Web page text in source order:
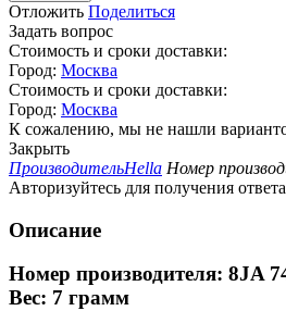
Отложить Поделиться
Задать вопрос
Стоимость и сроки доставки:
Город: Москва
Стоимость и сроки доставки:
Город: Москва
К сожалению, мы не нашли
Закрыть
ПроизводительHella Номер
Авторизуйтесь для получения ответа
Описание
Номер производителя: 8JA
Вес: 7 грамм